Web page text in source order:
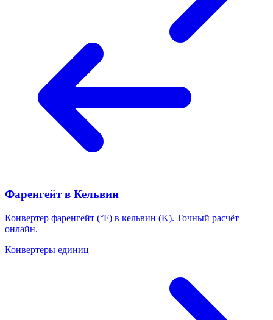
Фаренгейт в Кельвин
Конвертер фаренгейт (°F) в кельвин (K). Точный расчёт
онлайн.
Конвертеры единиц